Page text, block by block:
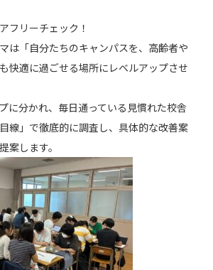
フリーチェック！
は「自分たちのキャンパスを、高齢者や
快適に過ごせる場所にレベルアップさせ
に分かれ、毎日通っている見慣れた校舎
線」で徹底的に調査し、具体的な改善案
案します。
095-827-8868
時間：午前9時〜午後5時
受付フォーム
アクセス